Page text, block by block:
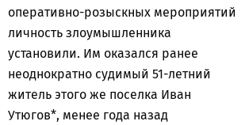
оперативно-розыскных мероприятий
личность злоумышленника
установили. Им оказался ранее
неоднократно судимый 51-летний
житель этого же поселка Иван
Утюгов*, менее года назад